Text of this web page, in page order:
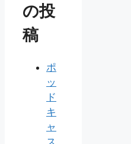
の投
稿
ポ
ッ
ド
キ
ャ